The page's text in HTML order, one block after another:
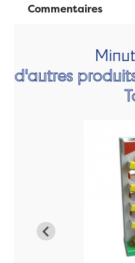
Commentaires
d'autres